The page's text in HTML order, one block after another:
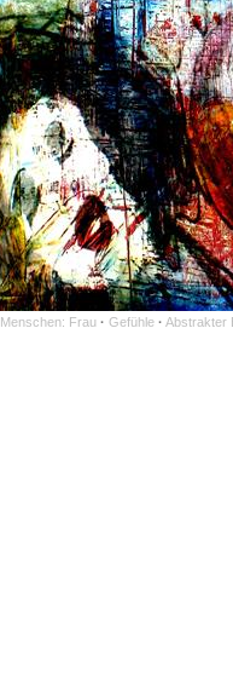
Menschen: Frau · Gefühle · Abstrakter